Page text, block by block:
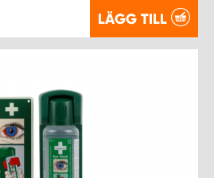
LÄGG TILL